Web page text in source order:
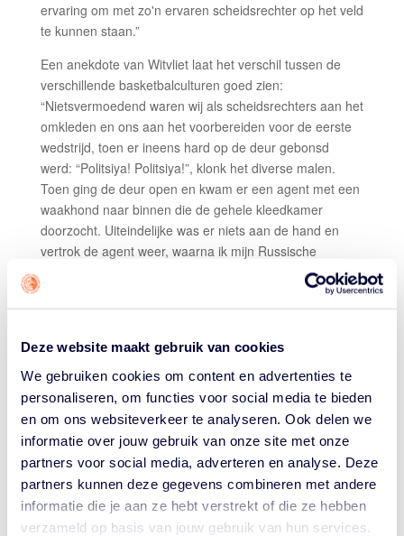
Deze website maakt gebruik van cookies
We gebruiken cookies om content en advertenties te
personaliseren, om functies voor social media te bieden
en om ons websiteverkeer te analyseren. Ook delen we
informatie over jouw gebruik van onze site met onze
partners voor social media, adverteren en analyse. Deze
partners kunnen deze gegevens combineren met andere
informatie die je aan ze hebt verstrekt of die ze hebben
verzameld op basis van jouw gebruik van hun services.
ervaring om met zo'n ervaren scheidsrechter op het veld
te kunnen staan.”
Een anekdote van Witvliet laat het verschil tussen de
verschillende basketbalculturen goed zien:
“Nietsvermoedend waren wij als scheidsrechters aan het
omkleden en ons aan het voorbereiden voor de eerste
wedstrijd, toen er ineens hard op de deur gebonsd
werd: “Politsiya! Politsiya!”, klonk het diverse malen.
Toen ging de deur open en kwam er een agent met een
waakhond naar binnen die de gehele kleedkamer
doorzocht. Uiteindelijke was er niets aan de hand en
vertrok de agent weer, waarna ik mijn Russische
collega’s raar aankeek. Zij gaven aan dat dit in Rusland
gebruikelijk was.”
kwartfinale te fluiten die in Amsterdam werd gespeeld.
Kestein: “Maurits en ik mochten allebei één kwartfinale
leiden. Omdat de twee wedstrijden in Amsterdam
werden gespeeld, hoefden wij als scheidsrechters
gelukkig niet helemaal af te reizen naar Siberië. Ik
mocht op woensdagavond de eerste wedstrijd in de
serie fluiten. Na meerdere toernooien in verschillende
Oostbloklanden gefloten te hebben was het ontzettend
leuk om zo'n wedstrijd in eigen land te mogen fluiten.”